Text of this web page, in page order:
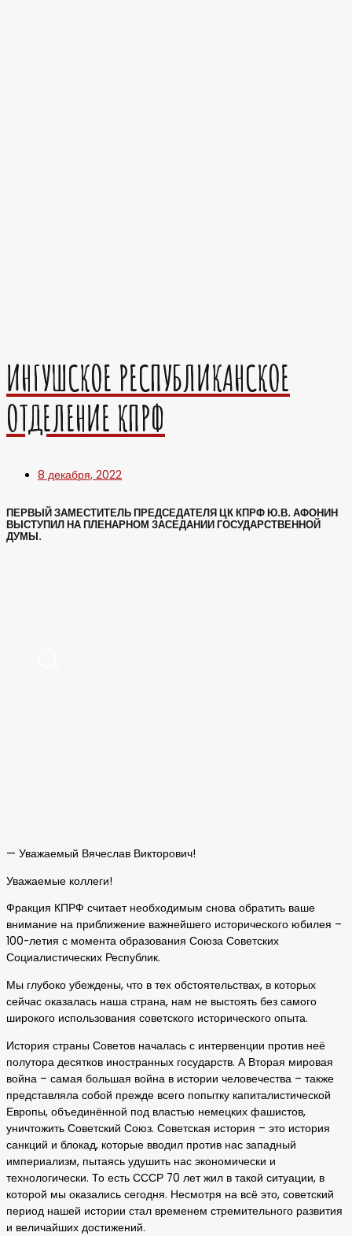
ИНГУШСКОЕ РЕСПУБЛИКАНСКОЕ
ОТДЕЛЕНИЕ КПРФ
8 декабря, 2022
ПЕРВЫЙ ЗАМЕСТИТЕЛЬ ПРЕДСЕДАТЕЛЯ ЦК КПРФ Ю.В. АФОНИН
ВЫСТУПИЛ НА ПЛЕНАРНОМ ЗАСЕДАНИИ ГОСУДАРСТВЕННОЙ
ДУМЫ.
— Уважаемый Вячеслав Викторович!
Уважаемые коллеги!
Фракция КПРФ считает необходимым снова обратить ваше
внимание на приближение важнейшего исторического юбилея –
100-летия с момента образования Союза Советских
Социалистических Республик.
Мы глубоко убеждены, что в тех обстоятельствах, в которых
сейчас оказалась наша страна, нам не выстоять без самого
широкого использования советского исторического опыта.
История страны Советов началась с интервенции против неё
полутора десятков иностранных государств. А Вторая мировая
война – самая большая война в истории человечества – также
представляла собой прежде всего попытку капиталистической
Европы, объединённой под властью немецких фашистов,
уничтожить Советский Союз. Советская история – это история
санкций и блокад, которые вводил против нас западный
империализм, пытаясь удушить нас экономически и
технологически. То есть СССР 70 лет жил в такой ситуации, в
которой мы оказались сегодня. Несмотря на всё это, советский
период нашей истории стал временем стремительного развития
и величайших достижений.